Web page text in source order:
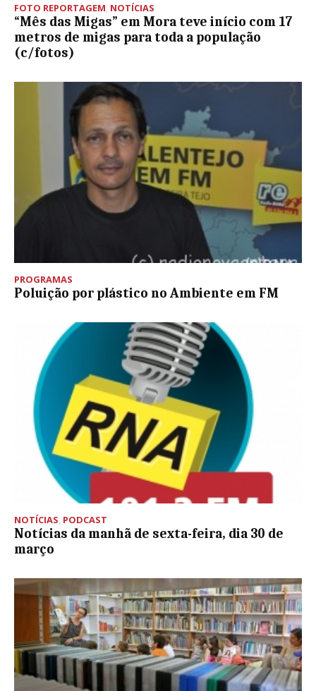
FOTO REPORTAGEM, NOTÍCIAS
“Mês das Migas” em Mora teve início com 17
metros de migas para toda a população
(c/fotos)
PROGRAMAS
Poluição por plástico no Ambiente em FM
NOTÍCIAS, PODCAST
Notícias da manhã de sexta-feira, dia 30 de
março